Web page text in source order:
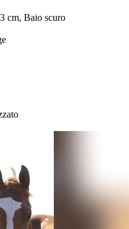
cm, Baio scuro